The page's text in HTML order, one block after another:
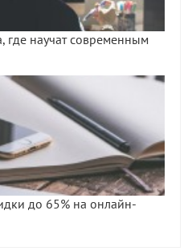
научат современным
до 65% на онлайн-